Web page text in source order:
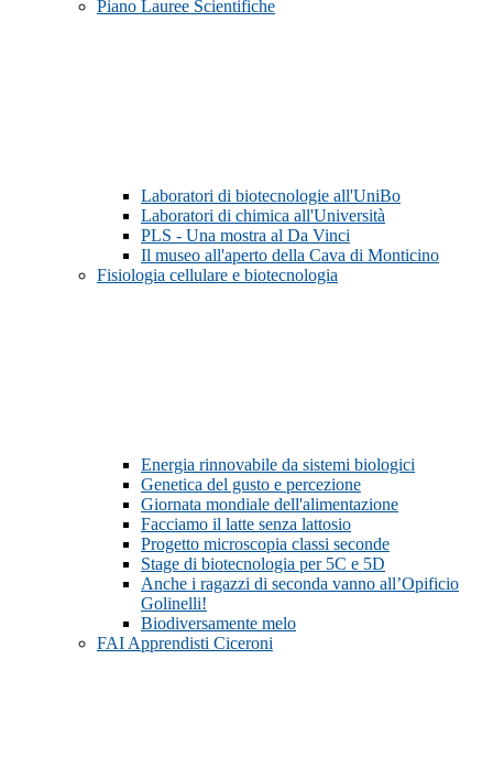
Piano Lauree Scientifiche
Laboratori di biotecnologie all'UniBo
Laboratori di chimica all'Università
PLS - Una mostra al Da Vinci
Il museo all'aperto della Cava di Monticino
Fisiologia cellulare e biotecnologia
Energia rinnovabile da sistemi biologici
Genetica del gusto e percezione
Giornata mondiale dell'alimentazione
Facciamo il latte senza lattosio
Progetto microscopia classi seconde
Stage di biotecnologia per 5C e 5D
Anche i ragazzi di seconda vanno all’Opificio
Golinelli!
Biodiversamente melo
FAI Apprendisti Ciceroni